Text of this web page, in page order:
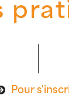
Pour